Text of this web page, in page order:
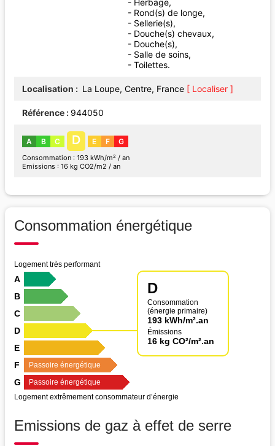
- Rond(s) de longe,
- Sellerie(s),
- Douche(s) chevaux,
- Douche(s),
- Salle de soins,
- Toilettes.
Localisation La Loupe, Centre, France [ Localiser ]
Référence 944050
A B C D E F G
Consommation : 193 kWh/m² / an
Emissions : 16 kg CO2/m2 / an
Consommation énergétique
Logement très performant
D
Consommation
(énergie primaire)
193 kWh/m².an
Émissions
16 kg CO²/m².an
A
B
C
D
E
F
Passoire énergétique
G
Passoire énergétique
Logement extrêmement consommateur d’énergie
Emissions de gaz à effet de serre